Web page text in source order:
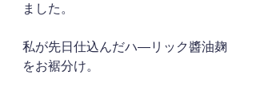
ました。
私が先日仕込んだハ―リック醬油麹
をお裾分け。